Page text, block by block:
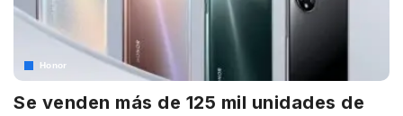
Honor
Se venden más de 125 mil unidades de